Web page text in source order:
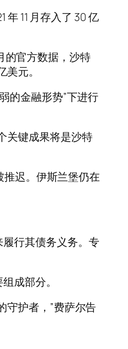
11 月存入了 30 亿
的官方数据，沙特
元。
的金融形势”下进行
关键成果将是沙特
推迟。伊斯兰堡仍在
行其债务义务。专
成部分。
守护者，”费萨尔告